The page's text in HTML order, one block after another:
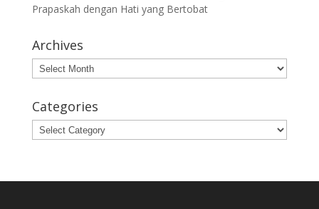
Prapaskah dengan Hati yang Bertobat
Archives
Archives
Categories
Categories